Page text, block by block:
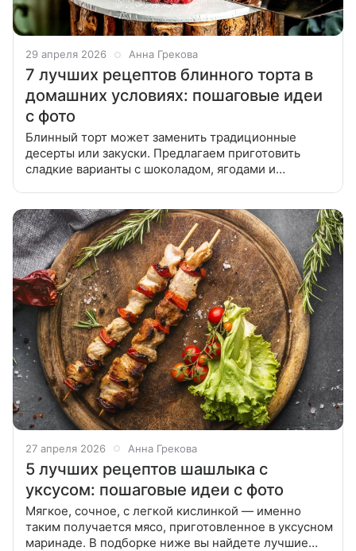
29 апреля 2026 Анна Грекова
7 лучших рецептов блинного торта в
домашних условиях: пошаговые идеи
с фото
Блинный торт может заменить традиционные
десерты или закуски. Предлагаем приготовить
сладкие варианты с шоколадом, ягодами и
27 апреля 2026 Анна Грекова
5 лучших рецептов шашлыка с
уксусом: пошаговые идеи с фото
Мягкое, сочное, с легкой кислинкой — именно
таким получается мясо, приготовленное в уксусном
маринаде. В подборке ниже вы найдете лучшие